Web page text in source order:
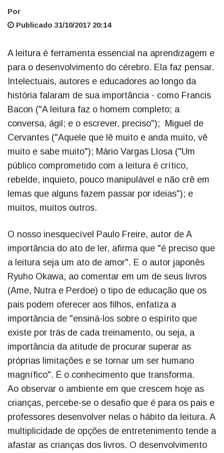
Por
Publicado 31/10/2017 20:14
A leitura é ferramenta essencial na aprendizagem e
para o desenvolvimento do cérebro. Ela faz pensar.
Intelectuais, autores e educadores ao longo da
história falaram de sua importância - como Francis
Bacon ("A leitura faz o homem completo; a
conversa, ágil; e o escrever, preciso"); Miguel de
Cervantes ("Aquele que lê muito e anda muito, vê
muito e sabe muito"); Mário Vargas Llosa ("Um
público comprometido com a leitura é crítico,
rebelde, inquieto, pouco manipulável e não crê em
lemas que alguns fazem passar por ideias"); e
muitos, muitos outros.
O nosso inesquecível Paulo Freire, autor de A
importância do ato de ler, afirma que "é preciso que
a leitura seja um ato de amor". E o autor japonês
Ryuho Okawa, ao comentar em um de seus livros
(Ame, Nutra e Perdoe) o tipo de educação que os
pais podem oferecer aos filhos, enfatiza a
importância de "ensiná-los sobre o espírito que
existe por trás de cada treinamento, ou seja, a
importância da atitude de procurar superar as
próprias limitações e se tornar um ser humano
magnífico". É o conhecimento que transforma.
Ao observar o ambiente em que crescem hoje as
crianças, percebe-se o desafio que é para os pais e
professores desenvolver nelas o hábito da leitura. A
multiplicidade de opções de entretenimento tende a
afastar as crianças dos livros. O desenvolvimento